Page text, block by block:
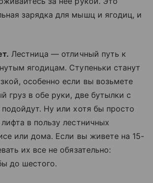
зарядка для мышц и ягодиц, и
Лестница — отличный путь к
ягодицам. Ступеньки станут
особенно если вы возьмете
груз в обе руки, две бутылки с
Ну или хотя бы просто
в пользу лестничных
или дома. Если вы живете на 15-
их все не обязательно:
до шестого.